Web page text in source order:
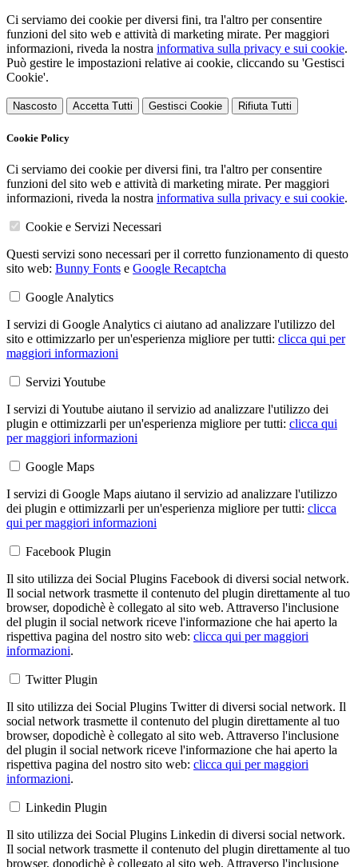
Ci serviamo dei cookie per diversi fini, tra l'altro per consentire
funzioni del sito web e attività di marketing mirate. Per maggiori
informazioni, riveda la nostra informativa sulla privacy e sui cookie.
Può gestire le impostazioni relative ai cookie, cliccando su 'Gestisci
Cookie'.
Nascosto Accetta Tutti Gestisci Cookie Rifiuta Tutti
Cookie Policy
Ci serviamo dei cookie per diversi fini, tra l'altro per consentire
funzioni del sito web e attività di marketing mirate. Per maggiori
informazioni, riveda la nostra informativa sulla privacy e sui cookie.
Cookie e Servizi Necessari
Questi servizi sono necessari per il corretto funzionamento di questo
sito web: Bunny Fonts e Google Recaptcha
Google Analytics
I servizi di Google Analytics ci aiutano ad analizzare l'utilizzo del
sito e ottimizzarlo per un'esperienza migliore per tutti: clicca qui per
maggiori informazioni
Servizi Youtube
I servizi di Youtube aiutano il servizio ad analizzare l'utilizzo dei
plugin e ottimizzarli per un'esperienza migliore per tutti: clicca qui
per maggiori informazioni
Google Maps
I servizi di Google Maps aiutano il servizio ad analizzare l'utilizzo
dei plugin e ottimizzarli per un'esperienza migliore per tutti: clicca
qui per maggiori informazioni
Facebook Plugin
Il sito utilizza dei Social Plugins Facebook di diversi social network.
Il social network trasmette il contenuto del plugin direttamente al tuo
browser, dopodichè è collegato al sito web. Attraverso l'inclusione
del plugin il social network riceve l'informazione che hai aperto la
rispettiva pagina del nostro sito web: clicca qui per maggiori
informazioni.
Twitter Plugin
Il sito utilizza dei Social Plugins Twitter di diversi social network. Il
social network trasmette il contenuto del plugin direttamente al tuo
browser, dopodichè è collegato al sito web. Attraverso l'inclusione
del plugin il social network riceve l'informazione che hai aperto la
rispettiva pagina del nostro sito web: clicca qui per maggiori
informazioni.
Linkedin Plugin
Il sito utilizza dei Social Plugins Linkedin di diversi social network.
Il social network trasmette il contenuto del plugin direttamente al tuo
browser, dopodichè è collegato al sito web. Attraverso l'inclusione